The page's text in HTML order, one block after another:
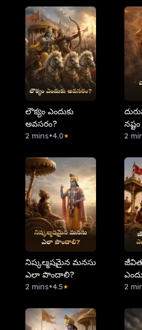
లౌక్యం ఎందుకు
అవసరం?
2 mins•4.0★ 2
నిష్కల్మషమైన మనసు
ఎలా పొందాలి?
2 mins•4.5★ 2